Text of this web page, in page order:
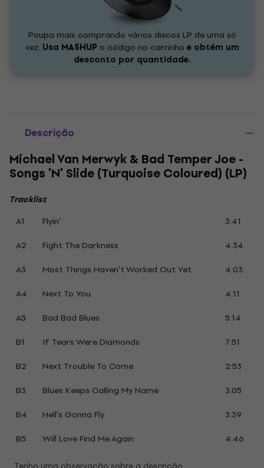
Poupa mais comprando vários discos LP de uma só
vez. Usa MASHUP o código no carrinho e obtém um
desconto por quantidade.
Descrição
Michael Van Merwyk & Bad Temper Joe -
Songs 'N' Slide (Turquoise Coloured) (LP)
Tracklist
A1
Flyin'
3:41
A2
Fight The Darkness
4:34
A3
Most Things Haven't Worked Out Yet
4:03
A4
Next To You
4:11
A5
Bad Bad Blues
5:14
B1
If Tears Were Diamonds
7:51
B2
Next Trouble To Come
2:53
B3
Blues Keeps Calling My Name
3:05
B4
Hell's Gonna Fly
3:39
B5
Will Love Find Me Again 4:46